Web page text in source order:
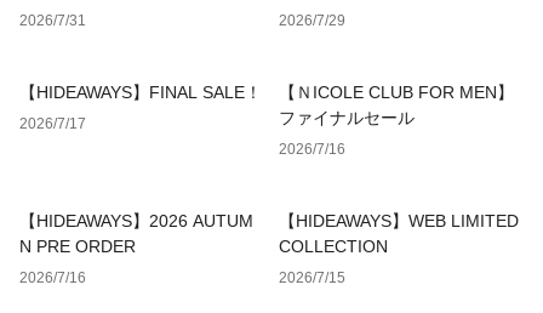
2026/7/31 2026/7/29
【HIDEAWAYS】FINAL SALE！
2026/7/17
【ＮICOLE CLUB FOR MEN】
ファイナルセール
2026/7/16
【HIDEAWAYS】2026 AUTUM
N PRE ORDER
2026/7/16
【HIDEAWAYS】WEB LIMITED
COLLECTION
2026/7/15